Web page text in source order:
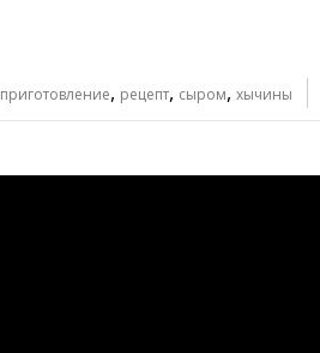
приготовление, рецепт, сыром, хычины